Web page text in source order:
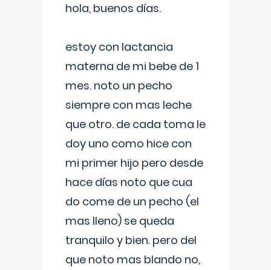
hola, buenos días.
estoy con lactancia
materna de mi bebe de 1
mes. noto un pecho
siempre con mas leche
que otro. de cada toma le
doy uno como hice con
mi primer hijo pero desde
hace días noto que cua
do come de un pecho (el
mas lleno) se queda
tranquilo y bien. pero del
que noto mas blando no,